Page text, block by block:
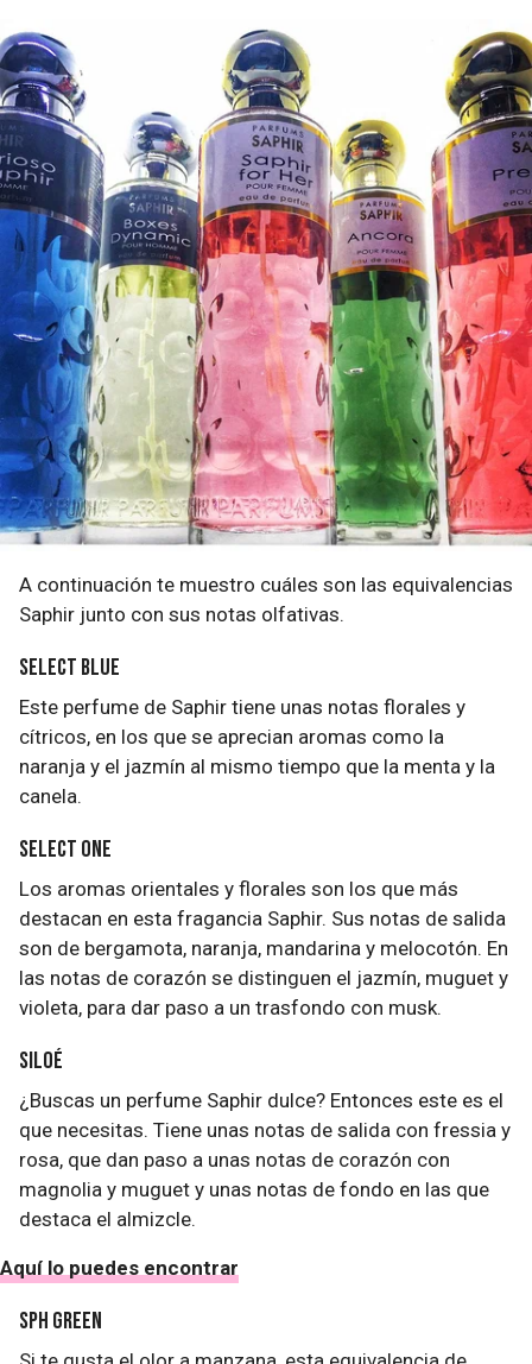
A continuación te muestro cuáles son las equivalencias
Saphir junto con sus notas olfativas.
Select Blue
Este perfume de Saphir tiene unas notas florales y
cítricos, en los que se aprecian aromas como la
naranja y el jazmín al mismo tiempo que la menta y la
canela.
Select One
Los aromas orientales y florales son los que más
destacan en esta fragancia Saphir. Sus notas de salida
son de bergamota, naranja, mandarina y melocotón. En
las notas de corazón se distinguen el jazmín, muguet y
violeta, para dar paso a un trasfondo con musk.
Siloé
¿Buscas un perfume Saphir dulce? Entonces este es el
que necesitas. Tiene unas notas de salida con fressia y
rosa, que dan paso a unas notas de corazón con
magnolia y muguet y unas notas de fondo en las que
destaca el almizcle.
Aquí lo puedes encontrar
SPH Green